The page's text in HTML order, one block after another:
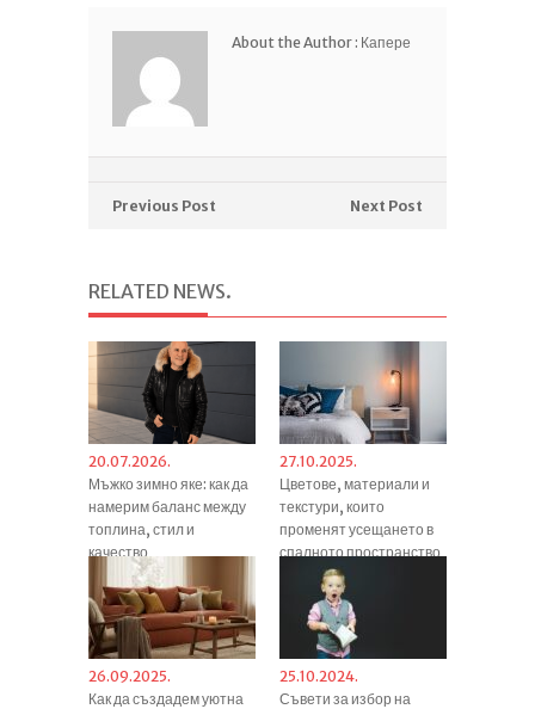
About the Author : Капере
Previous Post Next Post
RELATED NEWS.
20.07.2026.
Мъжко зимно яке: как да
намерим баланс между
топлина, стил и
качество
27.10.2025.
Цветове, материали и
текстури, които
променят усещането в
спалното пространство
26.09.2025.
Как да създадем уютна
25.10.2024.
Съвети за избор на